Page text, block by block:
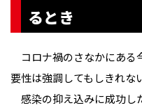
るとき
コロナ禍のさなかにある
要性は強調してもしきれな
感染の抑え込みに成功し